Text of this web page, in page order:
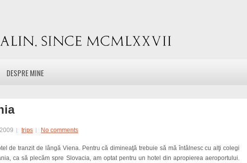
DESPRE MINE
trips No comments
de tranzit de lângă Viena. Pentru că dimineaţă trebuie să mă întâlnesc cu alţi colegi
ca să plecăm spre Slovacia, am optat pentru un hotel din apropierea aeroportului.